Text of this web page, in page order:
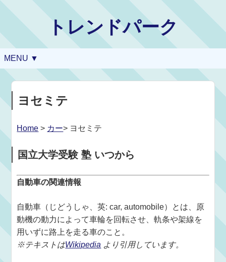
トレンドパーク
MENU ▼
ヨセミテ
Home > カー> ヨセミテ
国立大学受験 塾 いつから
自動車の関連情報
自動車（じどうしゃ、英: car, automobile）とは、原
動機の動力によって車輪を回転させ、軌条や架線を
用いずに路上を走る車のこと。
※テキストはWikipedia より引用しています。